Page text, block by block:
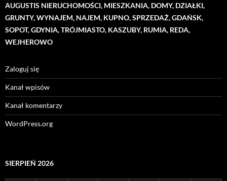
AUGUSTIS NIERUCHOMOŚCI, MIESZKANIA, DOMY, DZIAŁKI,
GRUNTY, WYNAJEM, NAJEM, KUPNO, SPRZEDAŻ, GDAŃSK,
SOPOT, GDYNIA, TRÓJMIASTO, KASZUBY, RUMIA, REDA,
WEJHEROWO
Zaloguj się
Kanał wpisów
Kanał komentarzy
WordPress.org
SIERPIEŃ 2026